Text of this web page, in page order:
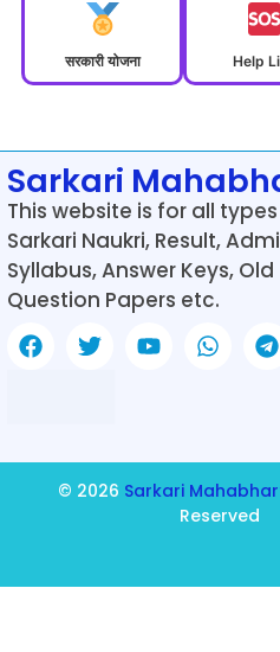
सरकारी योजना Help
Sarkari
This website is for all
Sarkari Naukri, Result,
Syllabus, Answer Keys, Old
Question Papers etc.
© 2026 Sarkari
Reserved